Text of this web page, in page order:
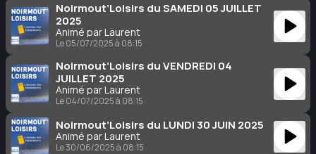
Noirmout’Loisirs du SAMEDI 05 JUILLET
2025
Animé par Laurent
Le 05/07/2025 à 08:15
Noirmout’Loisirs du VENDREDI 04
JUILLET 2025
Animé par Laurent
Le 04/07/2025 à 08:15
Noirmout’Loisirs du LUNDI 30 JUIN 2025
Animé par Laurent
Le 30/06/2025 à 08:15